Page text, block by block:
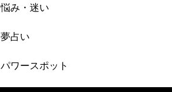
悩み・迷い
夢占い
パワースポット